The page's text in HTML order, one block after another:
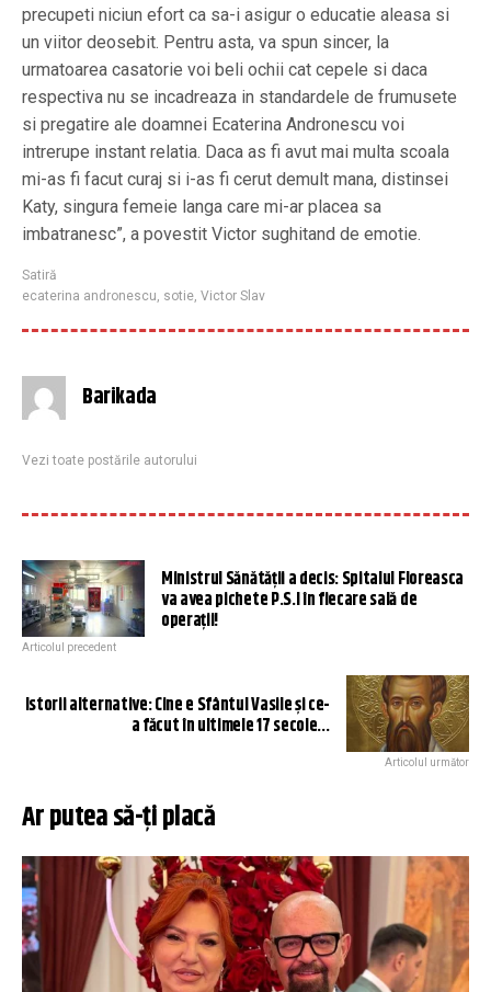
precupeti niciun efort ca sa-i asigur o educatie aleasa si
un viitor deosebit. Pentru asta, va spun sincer, la
urmatoarea casatorie voi beli ochii cat cepele si daca
respectiva nu se incadreaza in standardele de frumusete
si pregatire ale doamnei Ecaterina Andronescu voi
intrerupe instant relatia. Daca as fi avut mai multa scoala
mi-as fi facut curaj si i-as fi cerut demult mana, distinsei
Katy, singura femeie langa care mi-ar placea sa
imbatranesc”, a povestit Victor sughitand de emotie.
Satiră
ecaterina andronescu, sotie, Victor Slav
Barikada
Vezi toate postările autorului
Ministrul Sănătății a decis: Spitalul Floreasca
va avea pichete P.S.I în fiecare sală de
operații!
Articolul precedent
Istorii alternative: Cine e Sfântul Vasile și ce-
a făcut în ultimele 17 secole…
Articolul următor
Ar putea să-ți placă